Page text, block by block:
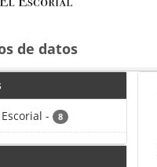
de datos
- 8